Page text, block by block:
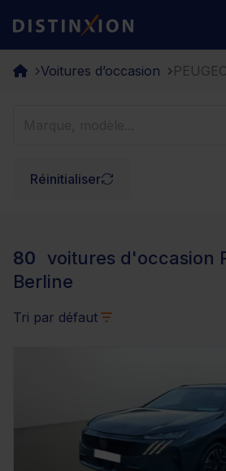
Distinxion
Voitures d’occasion
Réinitialiser
80
voitures d'occasion
Berline
Tri par défaut